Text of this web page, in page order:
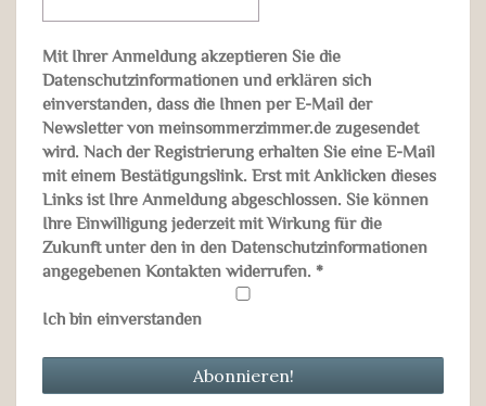
Mit Ihrer Anmeldung akzeptieren Sie die
Datenschutzinformationen und erklären sich
einverstanden, dass die Ihnen per E-Mail der
Newsletter von meinsommerzimmer.de zugesendet
wird. Nach der Registrierung erhalten Sie eine E-Mail
mit einem Bestätigungslink. Erst mit Anklicken dieses
Links ist Ihre Anmeldung abgeschlossen. Sie können
Ihre Einwilligung jederzeit mit Wirkung für die
Zukunft unter den in den Datenschutzinformationen
angegebenen Kontakten widerrufen. *
Ich bin einverstanden